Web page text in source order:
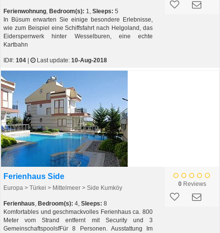
Ferienwohnung, Bedroom(s): 1, Sleeps: 5
In Büsum erwarten Sie einige besondere Erlebnisse,
wie zum Beispiel eine Schiffsfahrt nach Helgoland, das
Eidersperrwerk hinter Wesselburen, eine echte
Kartbahn
ID#: 104 Last update: 10-Aug-2018
Ferienhaus Side
Europa > Türkei > Mittelmeer > Side Kumköy
Ferienhaus, Bedroom(s): 4, Sleeps: 8
Komfortables und geschmackvolles Ferienhaus ca. 800
Meter vom Strand entfernt mit Security und 3
GemeinschaftspoolsfFür 8 Personen. Ausstattung Im
0Reviews